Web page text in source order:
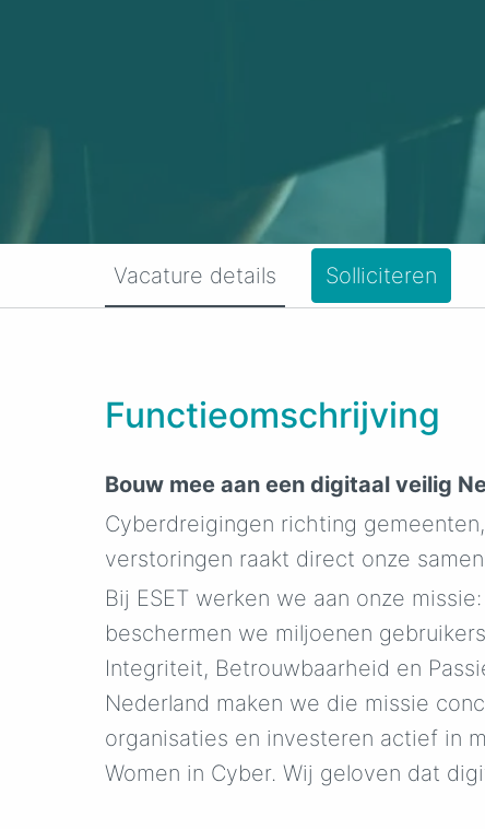
Vacature details Solliciteren
Functieomschrijving
Bouw mee aan een digitaal veilig
Cyberdreigingen richting
verstoringen raakt direct onze
Bij ESET werken we aan onze missie:
beschermen we miljoenen
Integriteit, Betrouwbaarheid en
Nederland maken we die missie
organisaties en investeren actief in
Women in Cyber. Wij geloven dat